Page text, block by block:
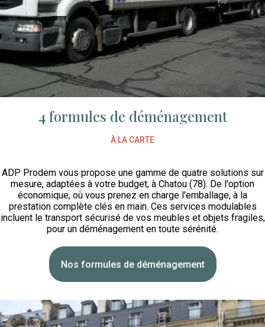
4 formules de déménagement
À LA CARTE
ADP Prodem vous propose une gamme de quatre solutions sur
mesure, adaptées à votre budget, à Chatou (78). De l'option
économique, où vous prenez en charge l'emballage, à la
prestation complète clés en main. Ces services modulables
incluent le transport sécurisé de vos meubles et objets fragiles,
pour un déménagement en toute sérénité.
Nos formules de déménagement